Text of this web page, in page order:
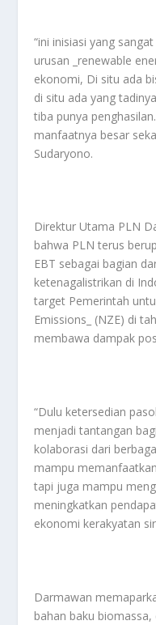
“ini inisiasi yang
urusan _renewable
ekonomi, Di situ ada
di situ ada yang
tiba punya
manfaatnya besar
Sudaryono.
Direktur Utama PLN
bahwa PLN terus
EBT sebagai bagian
ketenagalistrikan di
target Pemerintah
Emissions_ (NZE) di
membawa dampak
“Dulu ketersedian
menjadi tantangan
kolaborasi dari
mampu
tapi juga mampu
meningkatkan
ekonomi kerakyatan
Darmawan
bahan baku